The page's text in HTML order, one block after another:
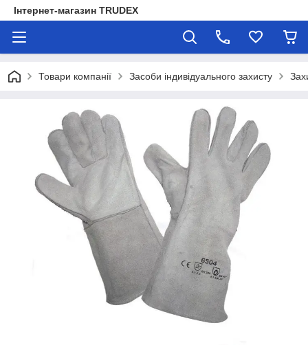
Інтернет-магазин TRUDEX
Товари компанії Засоби індивідуального захисту